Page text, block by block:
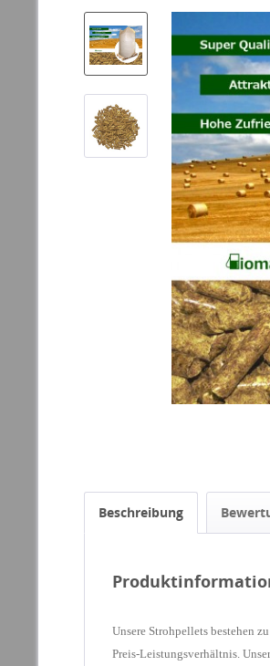
Beschreibung
Unsere Strohpellets bestehen
Preis-Leistungsverhältnis.